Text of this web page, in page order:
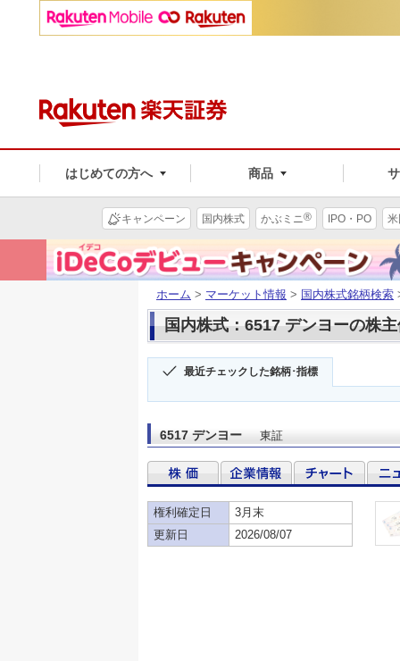
はじめての方へ 商品
キャンペーン 国内株式 かぶミニ® IPO・PO
ホーム > マーケット情報 > 国内株式銘柄検索
国内株式：6517 デンヨーの株
最近チェックした銘柄･指標
6517 デンヨー 東証
権利確定日
3月末
更新日
2026/08/07